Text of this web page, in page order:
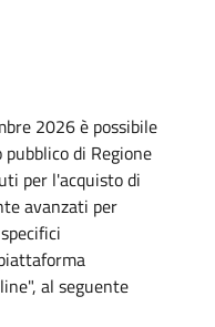
2026 è possibile
di Regione
per l'acquisto di
avanzati per
al seguente